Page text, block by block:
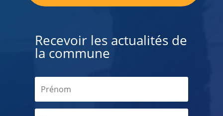
Recevoir les actualités de
la commune